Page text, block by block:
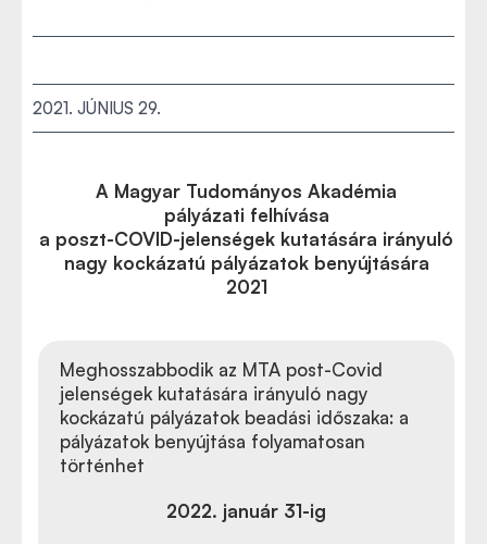
2021. JÚNIUS 29.
A Magyar Tudományos Akadémia
pályázati felhívása
a poszt-COVID-jelenségek kutatására irányuló
nagy kockázatú pályázatok benyújtására
2021
Meghosszabbodik az MTA post-Covid
jelenségek kutatására irányuló nagy
kockázatú pályázatok beadási időszaka: a
pályázatok benyújtása folyamatosan
történhet
2022. január 31-ig